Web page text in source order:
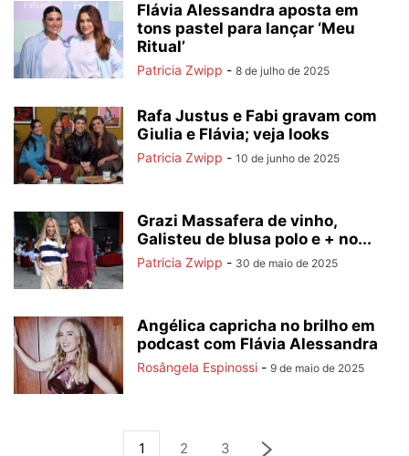
Flávia Alessandra aposta em
tons pastel para lançar ‘Meu
Ritual’
Patricia Zwipp - 8 de julho de 2025
Rafa Justus e Fabi gravam com
Giulia e Flávia; veja looks
Patricia Zwipp - 10 de junho de 2025
Grazi Massafera de vinho,
Galisteu de blusa polo e + no...
Patricia Zwipp - 30 de maio de 2025
Angélica capricha no brilho em
podcast com Flávia Alessandra
Rosângela Espinossi - 9 de maio de 2025
1 2 3